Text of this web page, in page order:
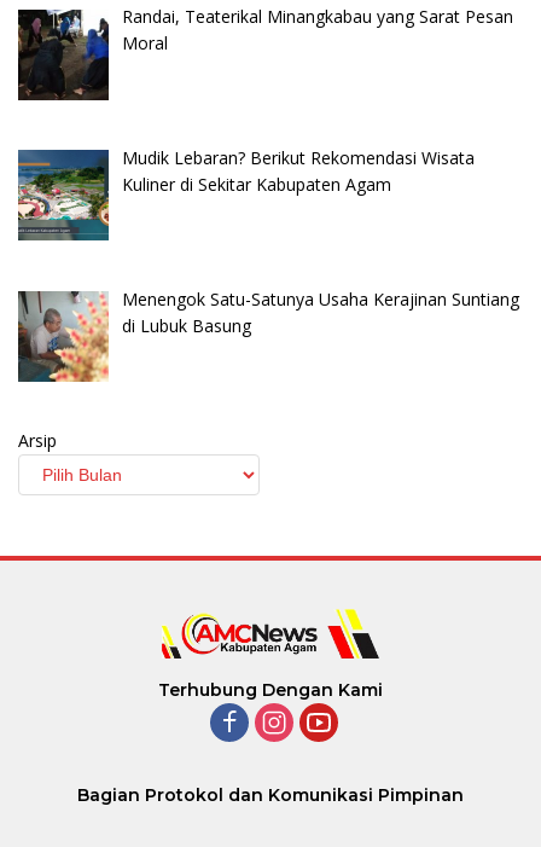
Randai, Teaterikal Minangkabau yang Sarat Pesan
Moral
Mudik Lebaran? Berikut Rekomendasi Wisata
Kuliner di Sekitar Kabupaten Agam
Menengok Satu-Satunya Usaha Kerajinan Suntiang
di Lubuk Basung
Arsip
Terhubung Dengan Kami
Bagian Protokol dan Komunikasi Pimpinan